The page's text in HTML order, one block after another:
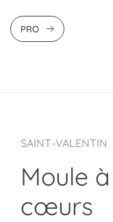
PRO
SAINT-VALENTIN
Moule
cœurs